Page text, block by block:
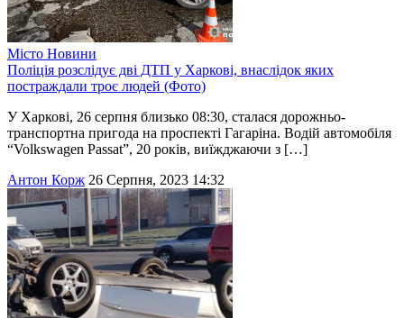
Місто Новини
Поліція розслідує дві ДТП у Харкові, внаслідок яких
постраждали троє людей (Фото)
У Харкові, 26 серпня близько 08:30, сталася дорожньо-
транспортна пригода на проспекті Гагаріна. Водій автомобіля
“Volkswagen Passat”, 20 років, виїжджаючи з […]
Антон Корж 26 Серпня, 2023 14:32